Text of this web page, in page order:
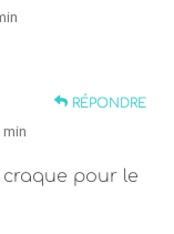
RÉPONDRE
craque pour le